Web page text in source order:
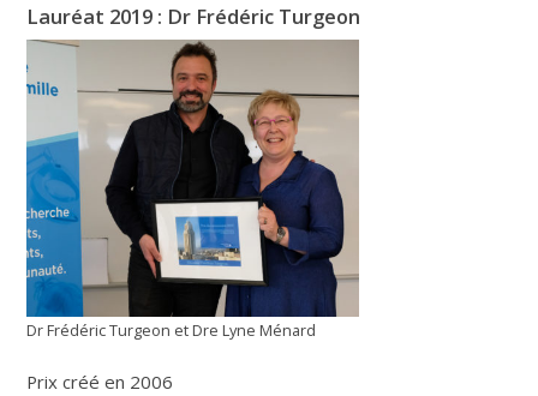
Lauréat 2019 : Dr Frédéric Turgeon
Dr Frédéric Turgeon et Dre Lyne Ménard
Prix créé en 2006